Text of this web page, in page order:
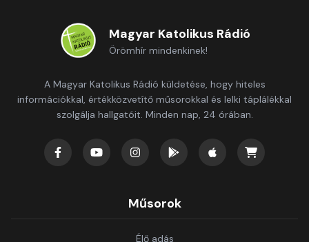
Magyar Katolikus Rádió
Örömhír mindenkinek!
A Magyar Katolikus Rádió küldetése, hogy hiteles
információkkal, értékközvetítő műsorokkal és lelki táplálékkal
szolgálja hallgatóit. Minden nap, 24 órában.
Műsorok
Élő adás